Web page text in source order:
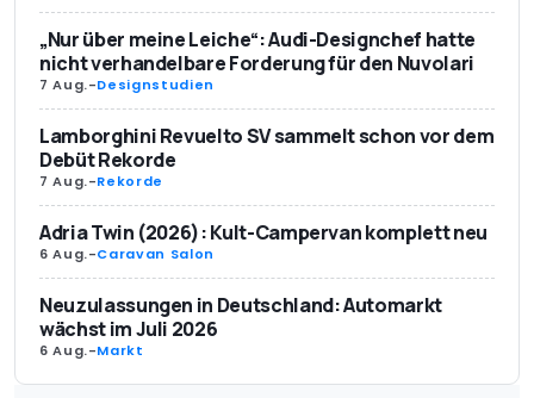
„Nur über meine Leiche“: Audi-Designchef hatte
nicht verhandelbare Forderung für den Nuvolari
7 Aug.-Designstudien
Lamborghini Revuelto SV sammelt schon vor dem
Debüt Rekorde
7 Aug.-Rekorde
Adria Twin (2026): Kult-Campervan komplett neu
6 Aug.-Caravan Salon
Neuzulassungen in Deutschland: Automarkt
wächst im Juli 2026
6 Aug.-Markt